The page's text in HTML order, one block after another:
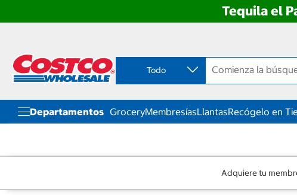
Tequila el
contenido
menú
navegación
Todo
Departamentos GroceryMembresíasLlantasRecógelo en
Adquiere tu